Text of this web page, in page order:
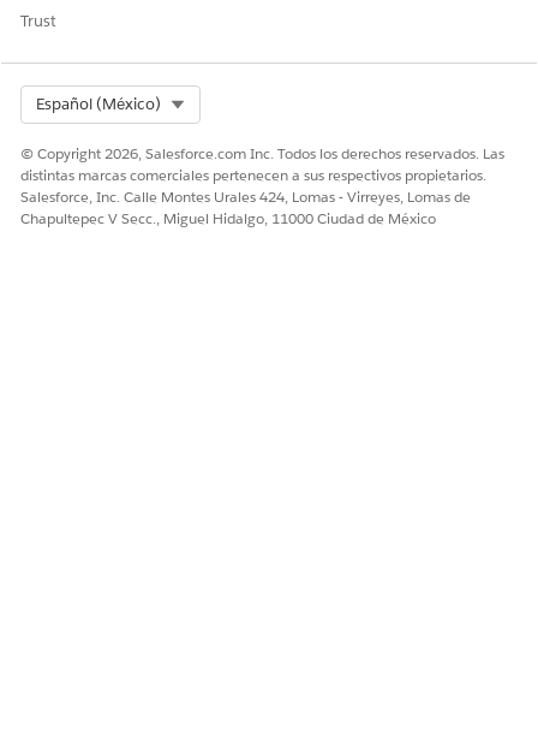
Trust
Español (México)
© Copyright 2026, Salesforce.com Inc. Todos los derechos reservados. Las
distintas marcas comerciales pertenecen a sus respectivos propietarios.
Salesforce, Inc. Calle Montes Urales 424, Lomas - Virreyes, Lomas de
Chapultepec V Secc., Miguel Hidalgo, 11000 Ciudad de México